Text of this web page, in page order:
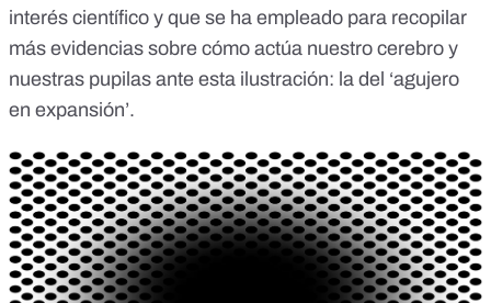
interés científico y que se ha empleado para recopilar
más evidencias sobre cómo actúa nuestro cerebro y
nuestras pupilas ante esta ilustración: la del ‘agujero
en expansión’.